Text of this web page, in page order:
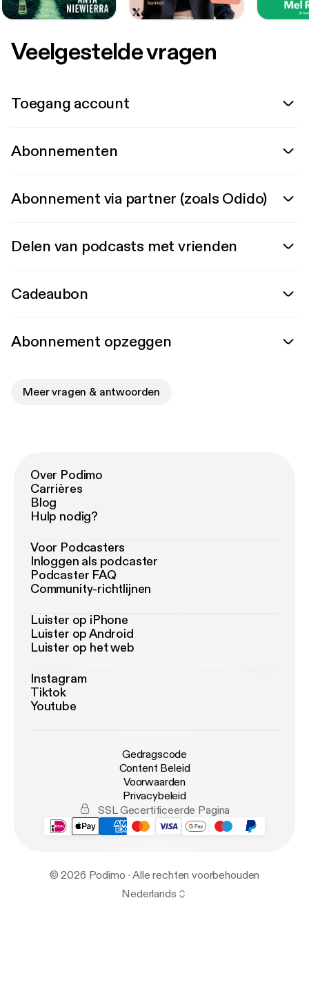
Veelgestelde vragen
Toegang account
Abonnementen
Abonnement via partner (zoals Odido)
Delen van podcasts met vrienden
Cadeaubon
Abonnement opzeggen
Meer vragen & antwoorden
Over Podimo
Carrières
Blog
Hulp nodig?
Voor Podcasters
Inloggen als podcaster
Podcaster FAQ
Community-richtlijnen
Luister op iPhone
Luister op Android
Luister op het web
Instagram
Tiktok
Youtube
Gedragscode
Content Beleid
Voorwaarden
Privacybeleid
SSL Gecertificeerde Pagina
© 2026 Podimo · Alle rechten voorbehouden
Nederlands